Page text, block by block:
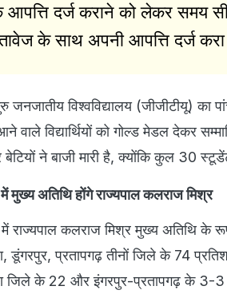
दर्ज कराने को लेकर समय
के साथ अपनी आपत्ति दर्ज
जनजातीय विश्वविद्यालय (जीजीटीयू) का
वाले विद्यार्थियों को गोल्ड मेडल देकर
बेटियों ने बाजी मारी है, क्योंकि कुल 30
में मुख्य अतिथि होंगे राज्यपाल कलराज मिश्र
में राज्यपाल कलराज मिश्र मुख्य अतिथि के रूप
डूंगरपुर, प्रतापगढ़ तीनों जिले के 74
जिले के 22 और इंगरपुर-प्रतापगढ़ के 3-3